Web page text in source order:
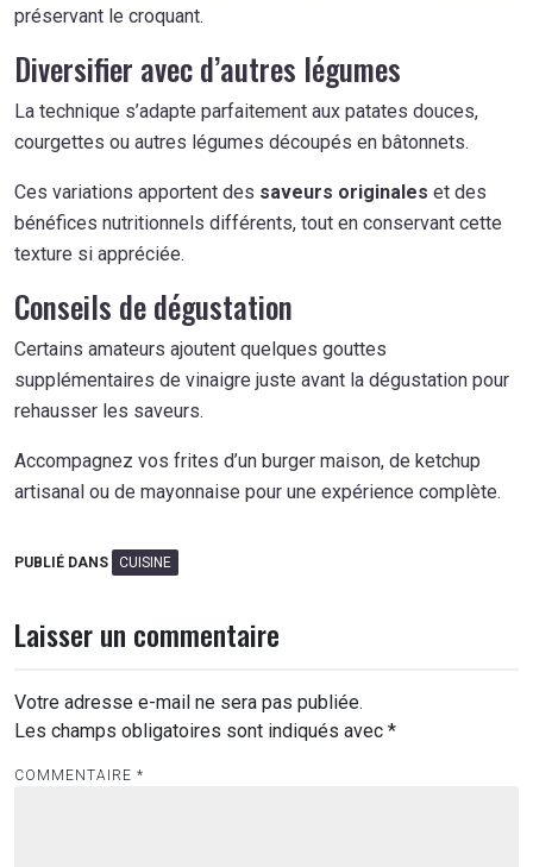
préservant le croquant.
Diversifier avec d’autres légumes
La technique s’adapte parfaitement aux patates douces,
courgettes ou autres légumes découpés en bâtonnets.
Ces variations apportent des saveurs originales et des
bénéfices nutritionnels différents, tout en conservant cette
texture si appréciée.
Conseils de dégustation
Certains amateurs ajoutent quelques gouttes
supplémentaires de vinaigre juste avant la dégustation pour
rehausser les saveurs.
Accompagnez vos frites d’un burger maison, de ketchup
artisanal ou de mayonnaise pour une expérience complète.
PUBLIÉ DANS CUISINE
Laisser un commentaire
Votre adresse e-mail ne sera pas publiée.
Les champs obligatoires sont indiqués avec *
COMMENTAIRE *